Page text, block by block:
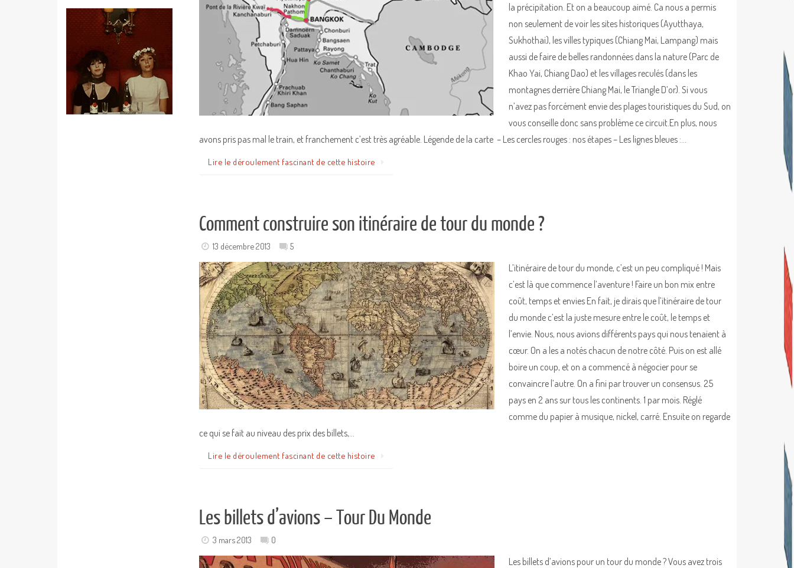
la précipitation. Et on a beaucoup aimé. Ca nous a permis
non seulement de voir les sites historiques (Ayutthaya,
Sukhothai), les villes typiques (Chiang Mai, Lampang) mais
aussi de faire de belles randonnées dans la nature (Parc de
Khao Yai, Chiang Dao) et les villages reculés (dans les
montagnes derrière Chiang Mai, le Triangle D’or). Si vous
n’avez pas forcément envie des plages touristiques du Sud, on
vous conseille donc sans problème ce circuit.En plus, nous
avons pris pas mal le train, et franchement c’est très agréable. Légende de la carte – Les cercles rouges : nos étapes – Les lignes bleues :…
Lire le déroulement fascinant de cette histoire
Comment construire son itinéraire de tour du monde ?
13 décembre 2013 5
L’itinéraire de tour du monde, c’est un peu compliqué ! Mais
c’est là que commence l’aventure ! Faire un bon mix entre
coût, temps et envies En fait, je dirais que l’itinéraire de tour
du monde c’est la juste mesure entre le coût, le temps et
l’envie. Nous, nous avions différents pays qui nous tenaient à
cœur. On a les a notés chacun de notre côté. Puis on est allé
boire un coup, et on a commencé à négocier pour se
convaincre l’autre. On a fini par trouver un consensus. 25
pays en 2 ans sur tous les continents. 1 par mois. Réglé
comme du papier à musique, nickel, carré. Ensuite on regarde
ce qui se fait au niveau des prix des billets,…
Lire le déroulement fascinant de cette histoire
Les billets d’avions – Tour Du Monde
3 mars 2013 0
Les billets d’avions pour un tour du monde ? Vous avez trois